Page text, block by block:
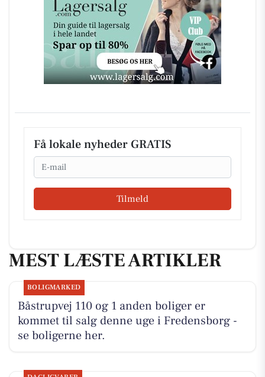
Få lokale nyheder GRATIS
Email
Tilmeld
MEST LÆSTE ARTIKLER
BOLIGMARKED
Båstrupvej 110 og 1 anden boliger er
kommet til salg denne uge i Fredensborg -
se boligerne her.